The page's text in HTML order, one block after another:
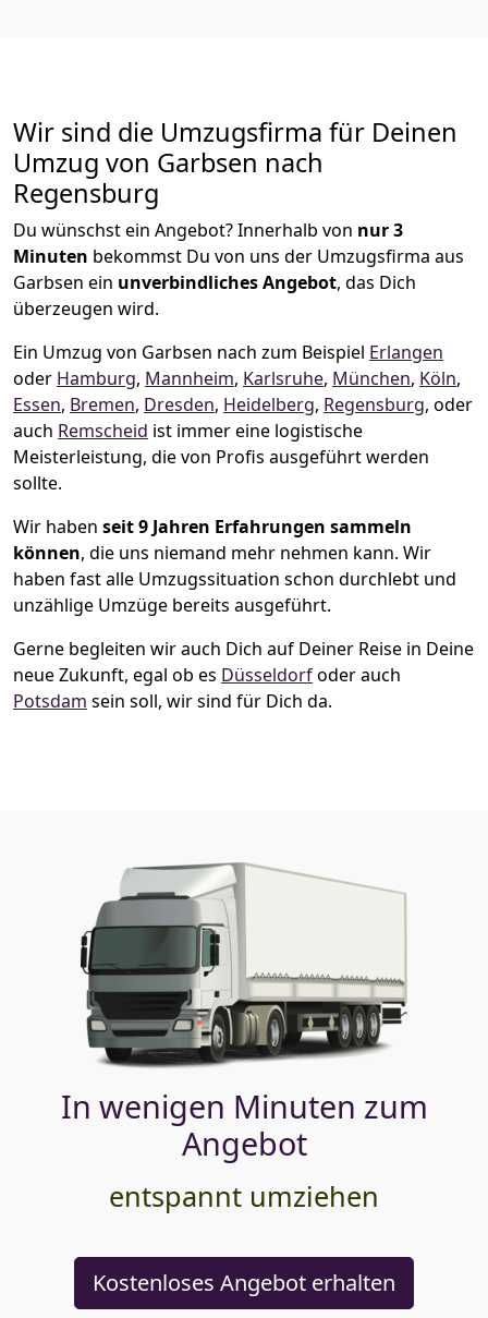
Wir sind die Umzugsfirma für Deinen
Umzug von Garbsen nach
Regensburg
Du wünschst ein Angebot? Innerhalb von nur 3
Minuten bekommst Du von uns der Umzugsfirma aus
Garbsen ein unverbindliches Angebot, das Dich
überzeugen wird.
Ein Umzug von Garbsen nach zum Beispiel Erlangen
oder Hamburg, Mannheim, Karlsruhe, München, Köln,
Essen, Bremen, Dresden, Heidelberg, Regensburg, oder
auch Remscheid ist immer eine logistische
Meisterleistung, die von Profis ausgeführt werden
sollte.
Wir haben seit9 Jahren Erfahrungen sammeln
können, die uns niemand mehr nehmen kann. Wir
haben fast alle Umzugssituation schon durchlebt und
unzählige Umzüge bereits ausgeführt.
Gerne begleiten wir auch Dich auf Deiner Reise in Deine
neue Zukunft, egal ob es Düsseldorfoder auch
Potsdam sein soll, wir sind für Dich da.
In wenigen Minuten zum
Angebot
entspannt umziehen
Kostenloses Angebot erhalten